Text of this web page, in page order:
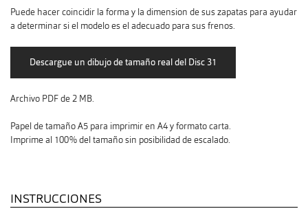
Puede hacer coincidir la forma y la dimension de sus zapatas para ayudar
a determinar si el modelo es el adecuado para sus frenos.
Archivo PDF de 2 MB.
Papel de tamaño A5 para imprimir en A4 y formato carta.
Imprime al 100% del tamaño sin posibilidad de escalado.
INSTRUCCIONES